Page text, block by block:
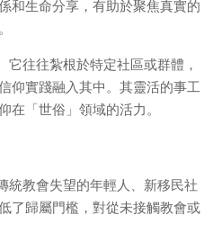
和生命分享，有助於聚焦真實的
往往紮根於特定社區或群體，
仰實踐融入其中。其靈活的事工
在「世俗」領域的活力。
統教會失望的年輕人、新移民社
了歸屬門檻，對從未接觸教會或